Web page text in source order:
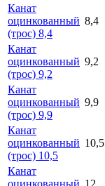
Канат
оцинкованный
(трос) 8,4
8,4
Канат
оцинкованный
(трос) 9,2
9,2
Канат
оцинкованный
(трос) 9,9
9,9
Канат
оцинкованный
(трос) 10,5
10,5
Канат
оцинкованный 12